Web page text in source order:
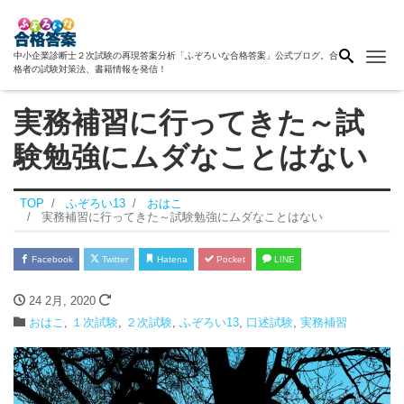
中小企業診断士２次試験の再現答案分析「ふぞろいな合格答案」公式ブログ。合
格者の試験対策法、書籍情報を発信！
実務補習に行ってきた～試
験勉強にムダなことはない
TOP ふぞろい13
おはこ
実務補習に行ってきた～試験勉強にムダなことはない
Facebook Twitter Hatena Pocket LINE
24 2月, 2020
おはこ
１次試験 ２次試験 ふぞろい13 口述試験 実務補習